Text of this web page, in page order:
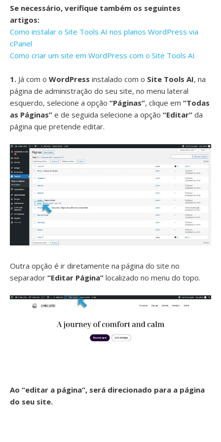
Se necessário, verifique também os seguintes
artigos:
Como instalar o Site Tools AI nos planos WordPress via
cPanel
Como criar um site em WordPress com o Site Tools AI
1. Já com o WordPress instalado com o Site Tools AI, na
página de administração do seu site, no menu lateral
esquerdo, selecione a opção “Páginas”, clique em “Todas
as Páginas” e de seguida selecione a opção “Editar” da
página que pretende editar.
Outra opção é ir diretamente na página do site no
separador “Editar Página” localizado no menu do topo.
Ao “editar a página”, será direcionado para a página
do seu site.